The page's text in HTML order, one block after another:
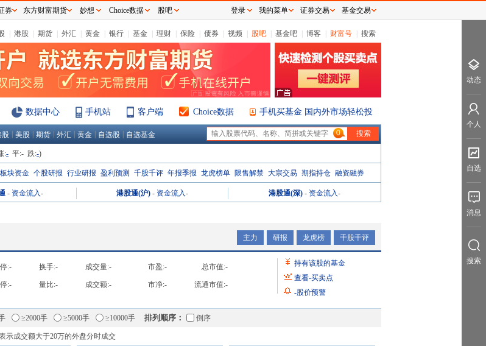
港股 期货 外汇 黄金 银行 基金 理财 保险 债券 视频 股吧 基金吧 博客 财富号 搜索
数据中心 手机站 客户端 Choice数据 手机买基金 国内外市场轻松投
股 美股 期货 外汇 黄金 自选股 自选基金 0
:- 平:- 跌:-)
板块资金 个股研报 行业研报 盈利预测 千股千评 年报季报 龙虎榜单 限售解禁 大宗交易 期指持仓 融资融券
- 资金流入- 港股通(沪) - 资金流入- 港股通(深) - 资金流入-
主力 研报 龙虎榜 千股千评
:- 换手:- 成交量:- 市盈:- 总市值:-
:- 量比:- 成交额:- 市净:- 流通市值:-
持有该股的基金
查看-买卖点
-股价预警
≥2000手 ≥5000手 ≥10000手 排列顺序： 倒序
示成交额大于20万的外盘分时成交
券 东方财富期货 妙想 Choice数据 股吧 登录 我的菜单 证券交易 基金交易
动态
个人
自选
消息
搜索